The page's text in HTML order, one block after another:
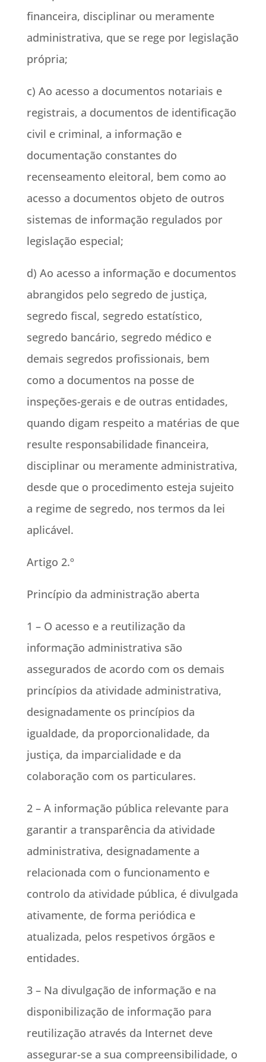
financeira, disciplinar ou meramente
administrativa, que se rege por legislação
própria;
c) Ao acesso a documentos notariais e
registrais, a documentos de identificação
civil e criminal, a informação e
documentação constantes do
recenseamento eleitoral, bem como ao
acesso a documentos objeto de outros
sistemas de informação regulados por
legislação especial;
d) Ao acesso a informação e documentos
abrangidos pelo segredo de justiça,
segredo fiscal, segredo estatístico,
segredo bancário, segredo médico e
demais segredos profissionais, bem
como a documentos na posse de
inspeções-gerais e de outras entidades,
quando digam respeito a matérias de que
resulte responsabilidade financeira,
disciplinar ou meramente administrativa,
desde que o procedimento esteja sujeito
a regime de segredo, nos termos da lei
aplicável.
Artigo 2.º
Princípio da administração aberta
1 – O acesso e a reutilização da
informação administrativa são
assegurados de acordo com os demais
princípios da atividade administrativa,
designadamente os princípios da
igualdade, da proporcionalidade, da
justiça, da imparcialidade e da
colaboração com os particulares.
2 – A informação pública relevante para
garantir a transparência da atividade
administrativa, designadamente a
relacionada com o funcionamento e
controlo da atividade pública, é divulgada
ativamente, de forma periódica e
atualizada, pelos respetivos órgãos e
entidades.
3 – Na divulgação de informação e na
disponibilização de informação para
reutilização através da Internet deve
assegurar-se a sua compreensibilidade, o